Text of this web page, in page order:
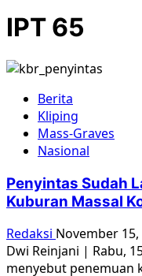
IPT 65
Berita
Kliping
Mass-Graves
Nasional
Penyintas Sudah
Kuburan Massal
Redaksi November 15,
Dwi Reinjani | Rabu,
menyebut penemuan